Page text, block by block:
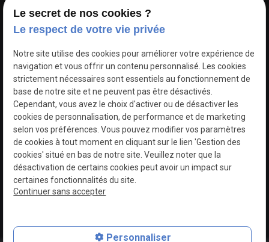
Accueil
Mon
cabinet
Chirurgie
esthétique
Médecine
esthétique
Chirurgie plastique
Actualités
Mentions
légales
Politique de
confidentialité
Gestion
Plan du
Le secret de nos cookies ?
Le respect de votre vie privée
Notre site utilise des cookies pour améliorer votre expérience de
navigation et vous offrir un contenu personnalisé. Les cookies
strictement nécessaires sont essentiels au fonctionnement de
base de notre site et ne peuvent pas être désactivés.
Cependant, vous avez le choix d'activer ou de désactiver les
cookies de personnalisation, de performance et de marketing
selon vos préférences. Vous pouvez modifier vos paramètres
de cookies à tout moment en cliquant sur le lien 'Gestion des
cookies' situé en bas de notre site. Veuillez noter que la
désactivation de certains cookies peut avoir un impact sur
certaines fonctionnalités du site.
Continuer sans accepter
Personnaliser